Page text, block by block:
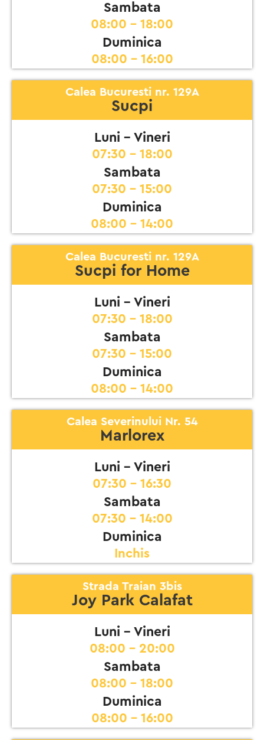
Sambata
08:00 - 18:00
Duminica
08:00 - 16:00
Calea Bucuresti nr. 129A
Sucpi
Luni - Vineri
07:30 - 18:00
Sambata
07:30 - 15:00
Duminica
08:00 - 14:00
Calea Bucuresti nr. 129A
Sucpi for Home
Luni - Vineri
07:30 - 18:00
Sambata
07:30 - 15:00
Duminica
08:00 - 14:00
Calea Severinului Nr. 54
Marlorex
Luni - Vineri
07:30 - 16:30
Sambata
07:30 - 14:00
Duminica
Inchis
Strada Traian 3bis
Joy Park Calafat
Luni - Vineri
08:00 - 20:00
Sambata
08:00 - 18:00
Duminica
08:00 - 16:00